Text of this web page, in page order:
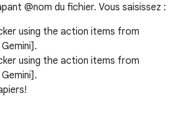
@nom du fichier. Vous saisissez :
using the action items from
using the action items from